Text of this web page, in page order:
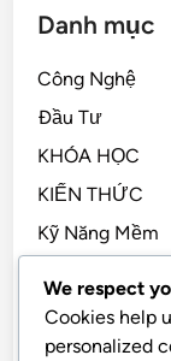
Danh mục
Công Nghệ
Đầu Tư
KHÓA HỌC
KIẾN THỨC
Kỹ Năng Mềm
Sách Hay
Tài Chính Cá
We respect
Cookies help
personalized